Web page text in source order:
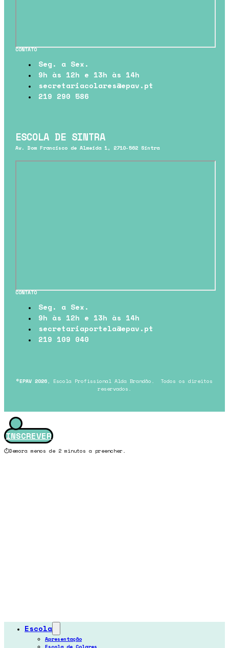
CONTATO
Seg. a Sex.
9h às 12h e 13h às 14h
secretariacolares@epav.pt
219 290 586
ESCOLA DE SINTRA
Av. Dom Francisco de Almeida 1, 2710-562 Sintra
CONTATO
Seg. a Sex.
9h às 12h e 13h às 14h
secretariaportela@epav.pt
219 109 040
©EPAV 2026, Escola Profissional Alda Brandão. Todos os direitos
reservados.
INSCREVER
⏱️Demora menos de 2 minutos a preencher.
Escola
Apresentação